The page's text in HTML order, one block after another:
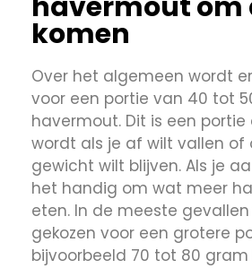
komen
Over het algemeen wordt
voor een portie van 40 tot
havermout. Dit is een portie
wordt als je af wilt vallen of
gewicht wilt blijven. Als je
het handig om wat meer
eten. In de meeste
gekozen voor een grotere
bijvoorbeeld 70 tot 80